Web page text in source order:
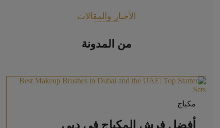
الأخبار والمقالات
من المدونة
مكياج
أفضل فرش المكياج في دبي